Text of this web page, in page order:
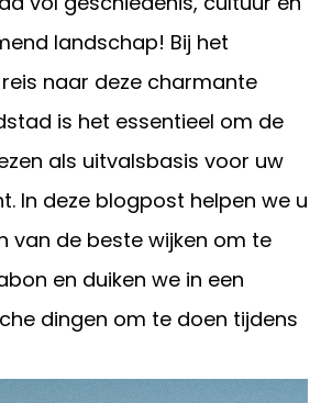
landschap! Bij het
naar deze charmante
is het essentieel om de
als uitvalsbasis voor uw
In deze blogpost helpen we u
van de beste wijken om te
en duiken we in een
dingen om te doen tijdens